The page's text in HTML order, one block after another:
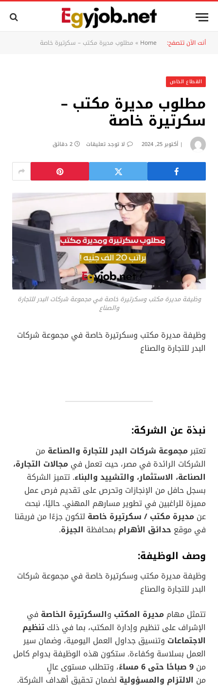
أنت الآن تتصفح: Home
» مطلوب مديرة مكتب – سكرتيرة خاصة
القطاع الخاص
مطلوب مديرة مكتب –
سكرتيرة خاصة
أكتوبر 25, 2024 لا توجد تعليقات 2 دقائق
وظيفة مديرة مكتب وسكرتيرة خاصة في مجموعة شركات البدر للتجارة
والصناع
وظيفة مديرة مكتب وسكرتيرة خاصة في مجموعة شركات
البدر للتجارة والصناع
نبذة عن الشركة:
تعتبرمجموعة شركات البدر للتجارة والصناعة من
الشركات الرائدة في مصر، حيث تعمل في مجالات التجارة،
الصناعة، الاستثمار، والتشييد والبناء. تتميز الشركة
بسجل حافل من الإنجازات وتحرص على تقديم فرص عمل
مميزة للراغبين في تطوير مسارهم المهني. حاليًا، نبحث
عن مديرة مكتب / سكرتيرة خاصة لتكون جزءًا من فريقنا
في موقع حدائق الأهرام بمحافظة الجيزة.
وصف الوظيفة:
وظيفة مديرة مكتب وسكرتيرة خاصة في مجموعة شركات
البدر للتجارة والصناع
تتمثل مهام مديرة المكتب والسكرتيرة الخاصة في
الإشراف على تنظيم وإدارة المكتب، بما في ذلك تنظيم
الاجتماعات وتنسيق جداول العمل اليومية، وضمان سير
العمل بسلاسة وكفاءة. ستكون هذه الوظيفة بدوام كامل
من 9 صباحًا حتى 6 مساءً
، وتتطلب مستوى عالٍ
من الالتزام والمسؤولية لضمان تحقيق أهداف الشركة.